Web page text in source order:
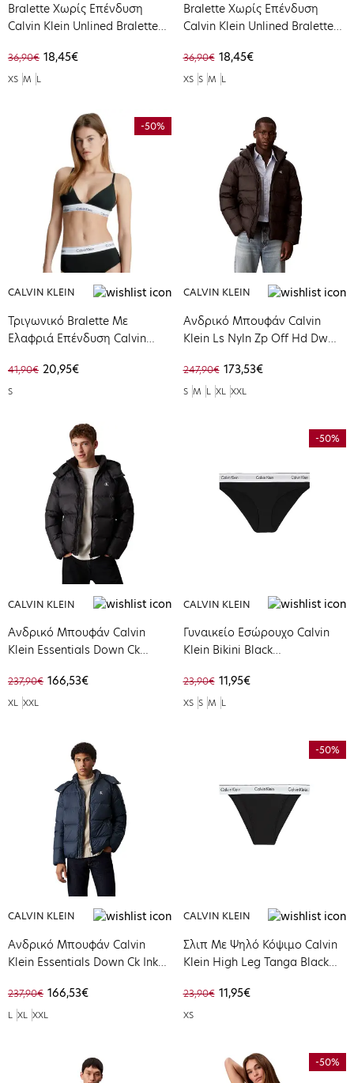
Bralette Χωρίς Επένδυση
Calvin Klein Unlined Bralette
020
36,90€ 18,45€
XS M L
Bralette Χωρίς Επένδυση
Calvin Klein Unlined Bralette
36,90€ 18,45€
XS S M L
-50%
CALVIN KLEIN
Τριγωνικό Bralette Με
Ελαφριά Επένδυση Calvin
000QF5650E-001
41,90€ 20,95€
S
CALVIN KLEIN
Ανδρικό Μπουφάν Calvin
Klein Ls Nyln Zp Off Hd Dw
247,90€ 173,53€
S M L XL XXL
CALVIN KLEIN
Ανδρικό Μπουφάν Calvin
Klein Essentials Down Ck
237,90€ 166,53€
XL XXL
-50%
CALVIN KLEIN
Γυναικείο Εσώρουχο Calvin
Klein Bikini Black
23,90€ 11,95€
XS S M L
CALVIN KLEIN
Ανδρικό Μπουφάν Calvin
Klein Essentials Down Ck Ink
237,90€ 166,53€
L XL XXL
-50%
CALVIN KLEIN
Σλιπ Με Ψηλό Κόψιμο Calvin
Klein High Leg Tanga Black
23,90€ 11,95€
XS
-50%